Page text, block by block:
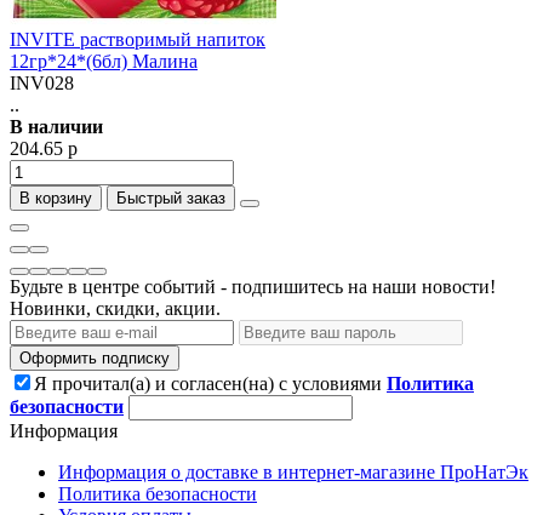
INVITE растворимый напиток
12гр*24*(6бл) Малина
INV028
..
В наличии
204.65 р
В корзину Быстрый заказ
Будьте в центре событий - подпишитесь на наши новости!
Новинки, скидки, акции.
Оформить подписку
Я прочитал(а) и согласен(на) с условиями Политика
безопасности
Информация
Информация о доставке в интернет-магазине ПроНатЭк
Политика безопасности